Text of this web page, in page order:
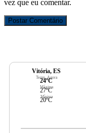
vez que eu comentar.
Vitória, ES
Temp. Agora
24ºC
Máxima
27ºC
Mínima
20ºC